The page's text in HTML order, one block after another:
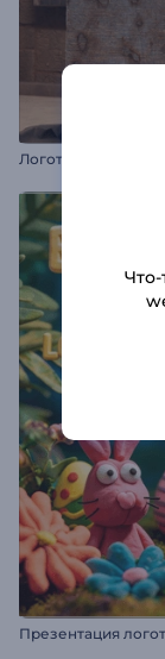
Логотип "Арт-